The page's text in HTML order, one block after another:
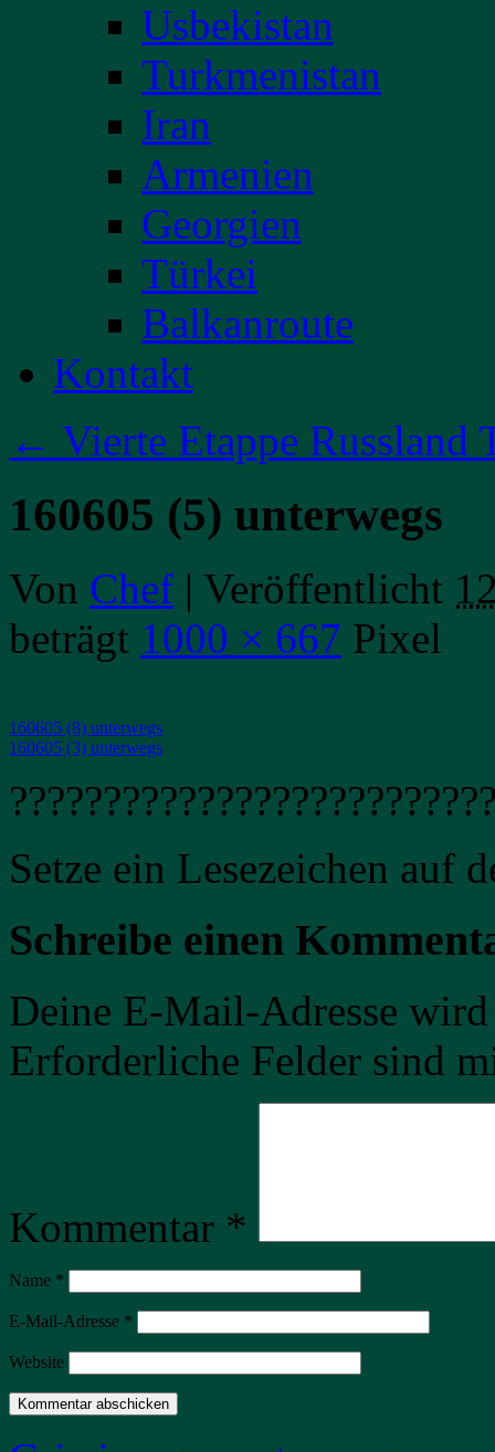
Usbekistan
Turkmenistan
Iran
Armenien
Georgien
Türkei
Balkanroute
Kontakt
← Vierte Etappe Russland
160605 (5) unterwegs
Von Chef | Veröffentlicht
beträgt 1000 × 667 Pixel
160605 (8) unterwegs
160605 (3) unterwegs
Setze ein Lesezeichen auf
Schreibe einen
Deine E-Mail-Adresse
Erforderliche Felder sind
Kommentar *
Name *
E-Mail-Adresse *
Website